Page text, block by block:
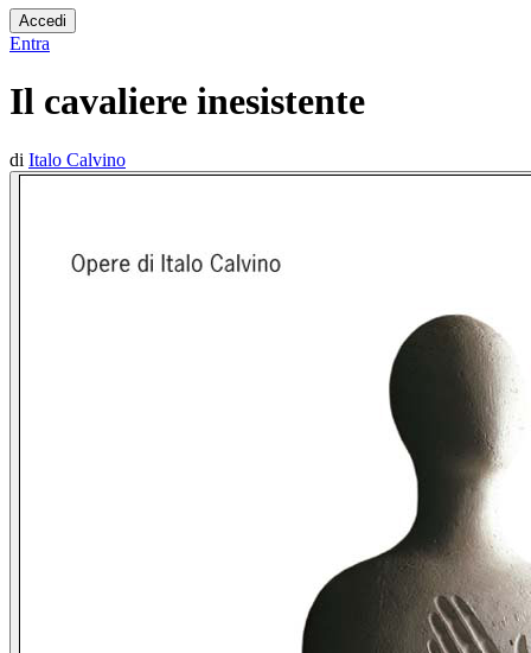
Accedi
Entra
Il cavaliere inesistente
di Italo Calvino